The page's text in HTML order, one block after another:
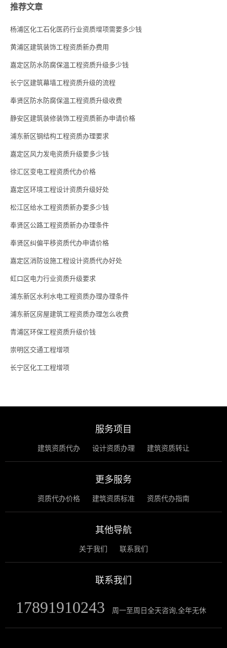
推荐文章
杨浦区化工石化医药行业资质增项需要多少钱
黄浦区建筑装饰工程资质新办费用
嘉定区防水防腐保温工程资质升级多少钱
长宁区建筑幕墙工程资质升级的流程
奉贤区防水防腐保温工程资质升级收费
静安区建筑装修装饰工程资质新办申请价格
浦东新区钢结构工程资质办理要求
嘉定区风力发电资质升级要多少钱
徐汇区变电工程资质代办价格
嘉定区环境工程设计资质升级好处
松江区给水工程资质新办要多少钱
奉贤区公路工程资质新办办理条件
奉贤区纠偏平移资质代办申请价格
嘉定区消防设施工程设计资质代办好处
虹口区电力行业资质升级要求
浦东新区水利水电工程资质办理办理条件
浦东新区房屋建筑工程资质办理怎么收费
青浦区环保工程资质升级价钱
崇明区交通工程增项
长宁区化工工程增项
服务项目
建筑资质代办 设计资质办理 建筑资质转让
更多服务
资质代办价格 建筑资质标准 资质代办指南
其他导航
关于我们 联系我们
联系我们
17891910243 周一至周日全天咨询,全年无休